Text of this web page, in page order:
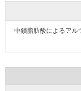
中鎖脂肪酸によるアル